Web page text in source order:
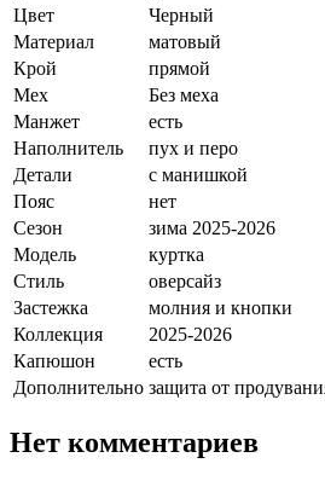
Цвет
Черный
Материал
матовый
Крой
прямой
Мех
Без меха
Манжет
есть
Наполнитель
пух и перо
Детали
с манишкой
Пояс
нет
Сезон
зима 2025-2026
Модель
куртка
Стиль
оверсайз
Застежка
молния и кнопки
Коллекция
2025-2026
Капюшон
есть
Дополнительно защита от
Нет комментариев